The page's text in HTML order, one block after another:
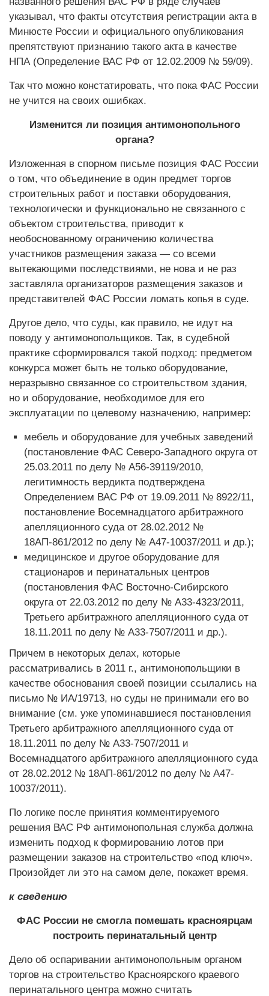
указывал, что факты отсутствия регистрации акта в
Минюсте России и официального опубликования
препятствуют признанию такого акта в качестве
НПА (Определение ВАС РФ от 12.02.2009 № 59/09).
Так что можно констатировать, что пока ФАС России
не учится на своих ошибках.
Изменится ли позиция антимонопольного
органа?
Изложенная в спорном письме позиция ФАС России
о том, что объединение в один предмет торгов
строительных работ и поставки оборудования,
технологически и функционально не связанного с
объектом строительства, приводит к
необоснованному ограничению количества
участников размещения заказа — со всеми
вытекающими последствиями, не нова и не раз
заставляла организаторов размещения заказов и
представителей ФАС России ломать копья в суде.
Другое дело, что суды, как правило, не идут на
поводу у антимонопольщиков. Так, в судебной
практике сформировался такой подход: предметом
конкурса может быть не только оборудование,
неразрывно связанное со строительством здания,
но и оборудование, необходимое для его
эксплуатации по целевому назначению, например:
мебель и оборудование для учебных заведений
(постановление ФАС Северо-Западного округа от
25.03.2011 по делу № А56-39119/2010,
легитимность вердикта подтверждена
Определением ВАС РФ от 19.09.2011 № 8922/11,
постановление Восемнадцатого арбитражного
апелляционного суда от 28.02.2012 №
18АП-861/2012 по делу № А47-10037/2011 и др.);
медицинское и другое оборудование для
стационаров и перинатальных центров
(постановления ФАС Восточно-Сибирского
округа от 22.03.2012 по делу № А33-4323/2011,
Третьего арбитражного апелляционного суда от
18.11.2011 по делу № А33-7507/2011 и др.).
Причем в некоторых делах, которые
рассматривались в 2011 г., антимонопольщики в
качестве обоснования своей позиции ссылались на
письмо № ИА/19713, но суды не принимали его во
внимание (см. уже упоминавшиеся постановления
Третьего арбитражного апелляционного суда от
18.11.2011 по делу № А33-7507/2011 и
Восемнадцатого арбитражного апелляционного суда
от 28.02.2012 № 18АП-861/2012 по делу № А47-
10037/2011).
По логике после принятия комментируемого
решения ВАС РФ антимонопольная служба должна
изменить подход к формированию лотов при
размещении заказов на строительство «под ключ».
Произойдет ли это на самом деле, покажет время.
к сведению
ФАС России не смогла помешать красноярцам
построить перинатальный центр
Дело об оспаривании антимонопольным органом
торгов на строительство Красноярского краевого
перинатального центра можно считать